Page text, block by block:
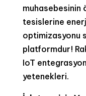
muhasebesinin
tesislerine
optimizasyonu
platformdur!
IoT
yetenekleri.